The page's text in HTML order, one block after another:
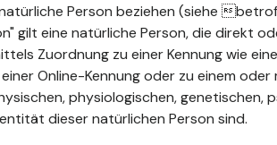
Person beziehen (siehe
gilt eine natürliche Person, die direkt
Zuordnung zu einer Kennung wie
Online-Kennung oder zu einem oder
physiologischen, genetischen,
dieser natürlichen Person sind.